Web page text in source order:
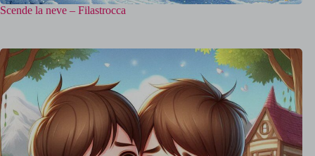
Scende la neve – Filastrocca